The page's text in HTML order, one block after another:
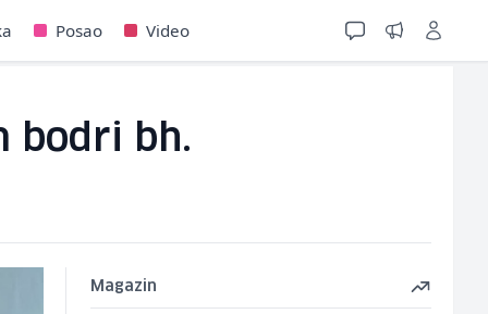
Posao Video
bodri bh.
Magazin